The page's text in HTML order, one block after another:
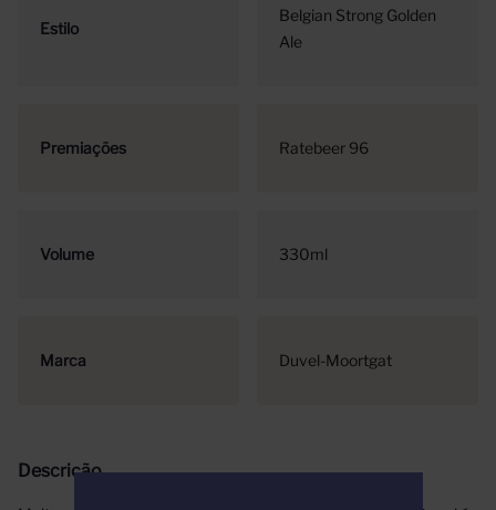
Estilo
Belgian Strong Golden
Ale
Premiações Ratebeer 96
Volume 330ml
Marca Duvel-Moortgat
Descrição